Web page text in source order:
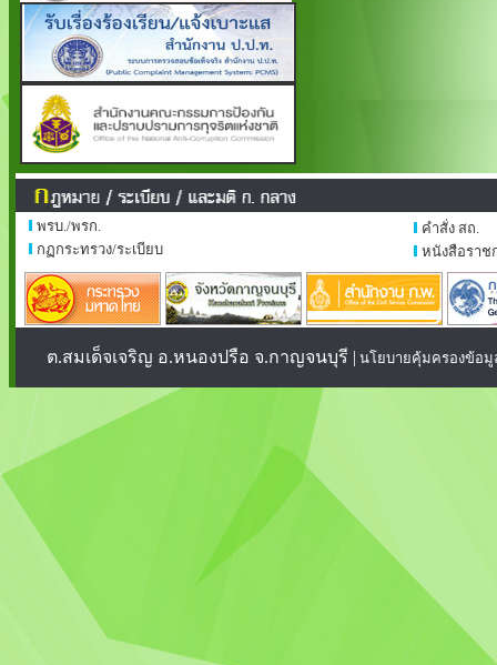
พรบ./พรก.
กฏกระทรวง/ระเบียบ
คำสั่ง สถ.
หนังสือราช
ต.สมเด็จเจริญ อ.หนองปรือ จ.กาญจนบุรี | นโยบายคุ้มครองข้อ